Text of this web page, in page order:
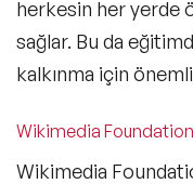
herkesin her yerde
sağlar. Bu da
kalkınma için önemli
Wikimedia Foundation
Wikimedia